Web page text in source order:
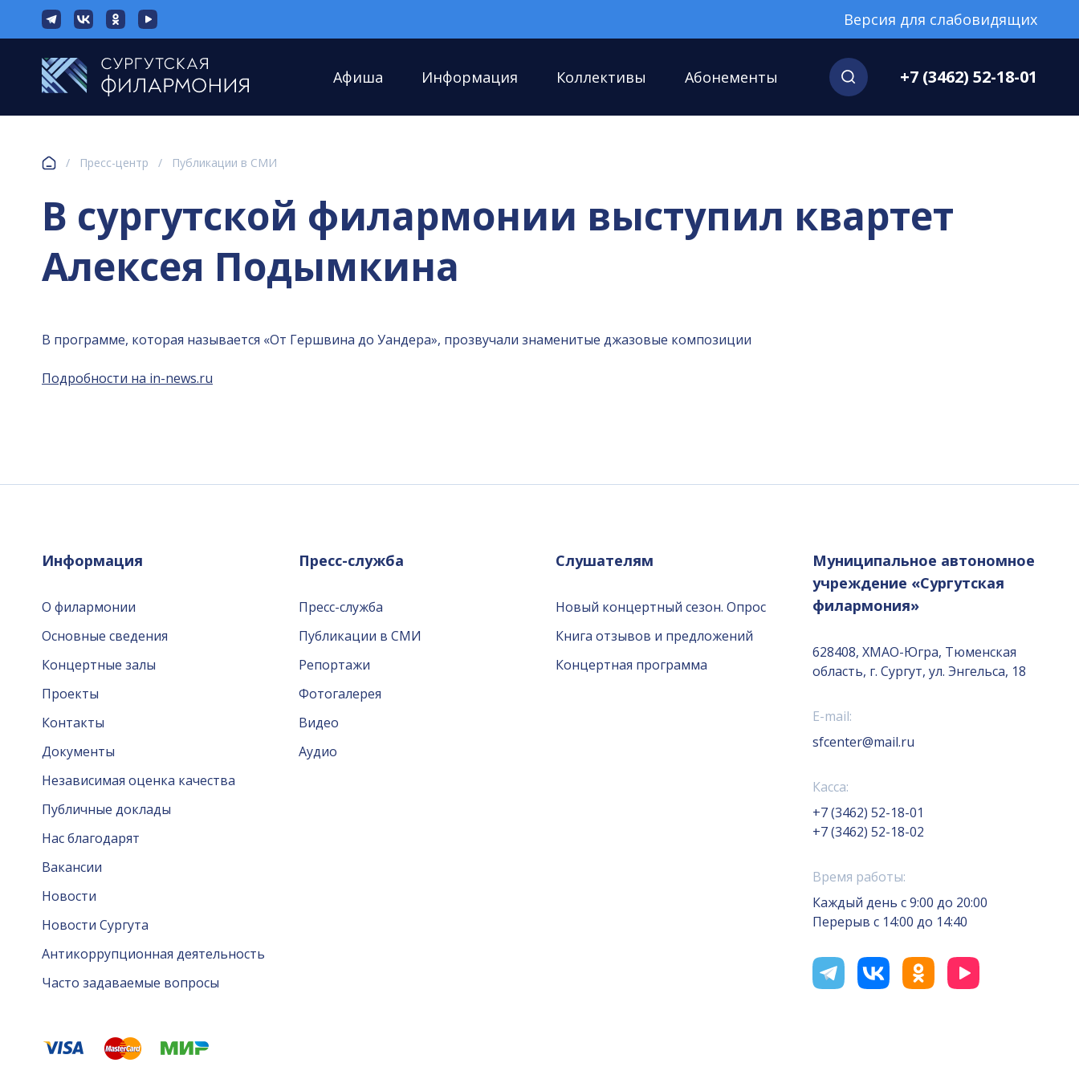
Версия для слабовидящих
Афиша Информация Коллективы Абонементы +7 (3462) 52-18-01
/ Пресс-центр / Публикации в СМИ
В сургутской филармонии выступил квартет
Алексея Подымкина
В программе, которая называется «От Гершвина до Уандера», прозвучали знаменитые джазовые композиции
Подробности на in-news.ru
Информация
О филармонии
Основные сведения
Концертные залы
Проекты
Контакты
Документы
Независимая оценка качества
Публичные доклады
Нас благодарят
Вакансии
Новости
Новости Сургута
Антикоррупционная деятельность
Часто задаваемые вопросы
Пресс-служба
Пресс-служба
Публикации в СМИ
Репортажи
Фотогалерея
Видео
Аудио
Слушателям
Новый концертный сезон. Опрос
Книга отзывов и предложений
Концертная программа
Муниципальное автономное
учреждение «Сургутская
филармония»
628408, ХМАО-Югра, Тюменская
область, г. Сургут, ул. Энгельса, 18
E-mail:
sfcenter@mail.ru
Касса:
+7 (3462) 52-18-01
+7 (3462) 52-18-02
Время работы:
Каждый день с 9:00 до 20:00
Перерыв с 14:00 до 14:40